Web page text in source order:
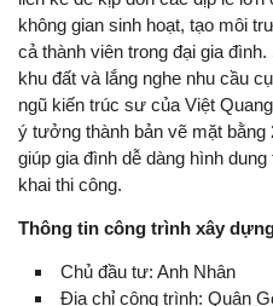
không gian sinh hoạt, tạo môi
cả thành viên trong đại gia
khu đất và lắng nghe nhu cầu
ngũ kiến trúc sư của Việt
ý tưởng thành bản vẽ mặt
giúp gia đình dễ dàng hình
khai thi công.
Thông tin công trình xây
Chủ đầu tư: Anh Nhân
Địa chỉ công trình: Quận